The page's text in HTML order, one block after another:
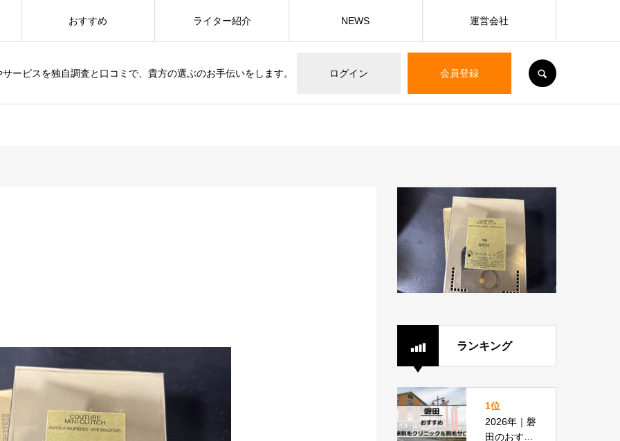
ービスを独自調査と口コミで、貴方の選ぶのお手伝いをします。 ログイン 会員登録
おすすめ ライター紹介 NEWS 運営会社
ランキング
1位
2026年｜磐
田のおすす